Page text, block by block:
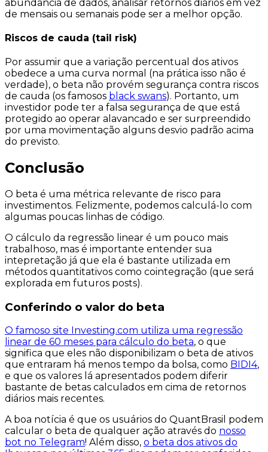
abundância de dados, analisar retornos diários em vez
de mensais ou semanais pode ser a melhor opção.
Riscos de cauda (tail risk)
Por assumir que a variação percentual dos ativos
obedece a uma curva normal (na prática isso não é
verdade), o beta não provém segurança contra riscos
de cauda (os famosos black swans). Portanto, um
investidor pode ter a falsa segurança de que está
protegido ao operar alavancado e ser surpreendido
por uma movimentação alguns desvio padrão acima
do previsto.
Conclusão
O beta é uma métrica relevante de risco para
investimentos. Felizmente, podemos calculá-lo com
algumas poucas linhas de código.
O cálculo da regressão linear é um pouco mais
trabalhoso, mas é importante entender sua
intepretação já que ela é bastante utilizada em
métodos quantitativos como cointegração (que será
explorada em futuros posts).
Conferindo o valor do beta
O famoso site Investing.com utiliza uma regressão
linear de 60 meses para cálculo do beta, o que
significa que eles não disponibilizam o beta de ativos
que entraram há menos tempo da bolsa, como BIDI4,
e que os valores lá apresentados podem diferir
bastante de betas calculados em cima de retornos
diários mais recentes.
A boa notícia é que os usuários do QuantBrasil podem
calcular o beta de qualquer ação através do nosso
bot no Telegram! Além disso, o beta dos ativos do